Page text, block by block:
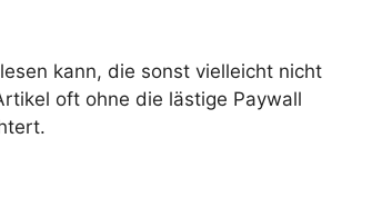
kann, die sonst vielleicht nicht
oft ohne die lästige Paywall